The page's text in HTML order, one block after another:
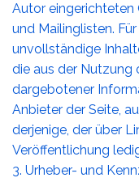
Autor eingerichteten
und Mailinglisten.
unvollständige
die aus der
dargebotener
Anbieter der Seite,
derjenige, der über
Veröffentlichung
3. Urheber- und